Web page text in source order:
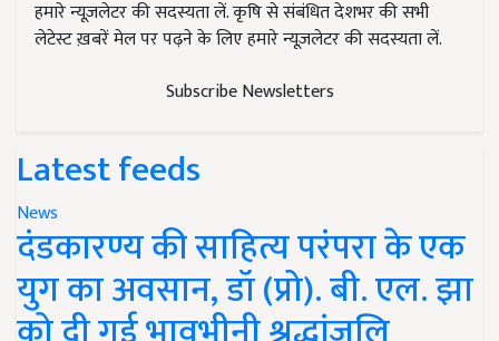
हमारे न्यूज़लेटर की सदस्यता लें. कृषि से संबंधित देशभर की सभी
लेटेस्ट ख़बरें मेल पर पढ़ने के लिए हमारे न्यूज़लेटर की सदस्यता लें.
Subscribe Newsletters
Latest feeds
News
दंडकारण्य की साहित्य परंपरा के एक
युग का अवसान, डॉ (प्रो). बी. एल. झा